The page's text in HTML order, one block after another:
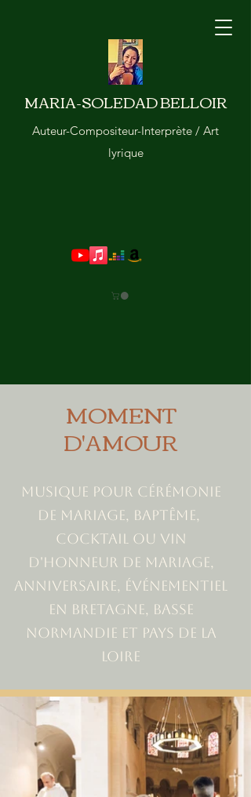
MARIA-SOLEDAD BELLOIR
Auteur-Compositeur-Interprète / Art
lyrique
MOMENT
D'AMOUR
Musique pour cérémonie
de mariage, baptême,
Cocktail ou Vin
d'honneur de mariage,
Anniversaire, événementiel
en Bretagne, Basse
Normandie et Pays de la
Loire